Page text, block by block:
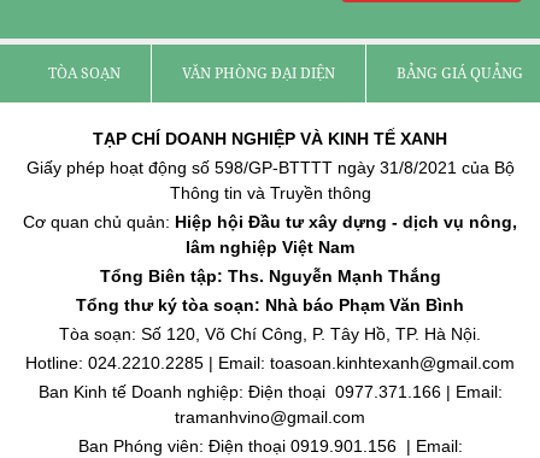
TÒA SOẠN VĂN PHÒNG ĐẠI DIỆN BẢNG GIÁ QUẢNG
TẠP CHÍ DOANH NGHIỆP VÀ KINH TẾ XANH
Giấy phép hoạt động số 598/GP-BTTTT ngày 31/8/2021 của Bộ
Thông tin và Truyền thông
Cơ quan chủ quản: Hiệp hội Đầu tư xây dựng - dịch vụ nông,
lâm nghiệp Việt Nam
Tổng Biên tập: Ths. Nguyễn Mạnh Thắng
Tổng thư ký tòa soạn: Nhà báo Phạm Văn Bình
Tòa soạn: Số 120, Võ Chí Công, P. Tây Hồ, TP. Hà Nội.
Hotline: 024.2210.2285 | Email: toasoan.kinhtexanh@gmail.com
Ban Kinh tế Doanh nghiệp: Điện thoại 0977.371.166 | Email:
tramanhvino@gmail.com
Ban Phóng viên: Điện thoại 0919.901.156 | Email: